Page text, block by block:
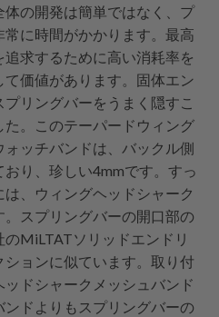
の開発は簡単ではなく、プ
に時間がかかります。最高
求するために高い消耗率を
価値があります。固体エン
リングバーをうまく隠すこ
。このテーパードウィング
ッチバンドは、バックル側
り、珍しい4mmです。すっ
、ウィングヘッドシャーク
。スプリングバーの開口部の
MiLTATソリッドエンドリ
ョンに似ています。取り付
ドシャークメッシュバンド
ドよりもスプリングバーの